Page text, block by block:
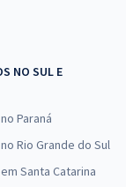
NO SUL E
Paraná
Rio Grande do Sul
Santa Catarina